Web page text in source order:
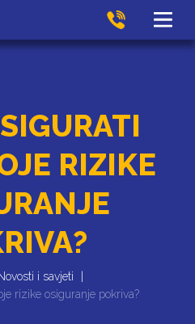
RIZIKE
i savjeti
rizike osiguranje pokriva?